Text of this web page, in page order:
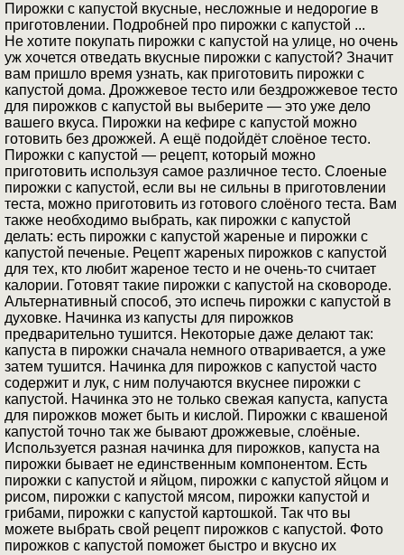
Пирожки с капустой вкусные, несложные и недорогие в
приготовлении. Подробней про пирожки с капустой ...
Не хотите покупать пирожки с капустой на улице, но очень
уж хочется отведать вкусные пирожки с капустой? Значит
вам пришло время узнать, как приготовить пирожки с
капустой дома. Дрожжевое тесто или бездрожжевое тесто
для пирожков с капустой вы выберите — это уже дело
вашего вкуса. Пирожки на кефире с капустой можно
готовить без дрожжей. А ещё подойдёт слоёное тесто.
Пирожки с капустой — рецепт, который можно
приготовить используя самое различное тесто. Слоеные
пирожки с капустой, если вы не сильны в приготовлении
теста, можно приготовить из готового слоёного теста. Вам
также необходимо выбрать, как пирожки с капустой
делать: есть пирожки с капустой жареные и пирожки с
капустой печеные. Рецепт жареных пирожков с капустой
для тех, кто любит жареное тесто и не очень-то считает
калории. Готовят такие пирожки с капустой на сковороде.
Альтернативный способ, это испечь пирожки с капустой в
духовке. Начинка из капусты для пирожков
предварительно тушится. Некоторые даже делают так:
капуста в пирожки сначала немного отваривается, а уже
затем тушится. Начинка для пирожков с капустой часто
содержит и лук, с ним получаются вкуснее пирожки с
капустой. Начинка это не только свежая капуста, капуста
для пирожков может быть и кислой. Пирожки с квашеной
капустой точно так же бывают дрожжевые, слоёные.
Используется разная начинка для пирожков, капуста на
пирожки бывает не единственным компонентом. Есть
пирожки с капустой и яйцом, пирожки с капустой яйцом и
рисом, пирожки с капустой мясом, пирожки капустой и
грибами, пирожки с капустой картошкой. Так что вы
можете выбрать свой рецепт пирожков с капустой. Фото
пирожков с капустой поможет быстро и вкусно их